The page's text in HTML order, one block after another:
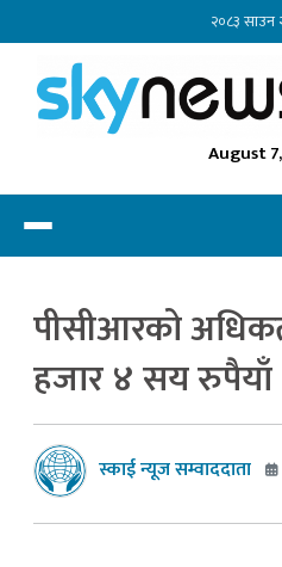
२०८३ साउन
August
पीसीआरको
हजार ४ सय रुपैयाँ
स्काई न्यूज सम्वाददाता